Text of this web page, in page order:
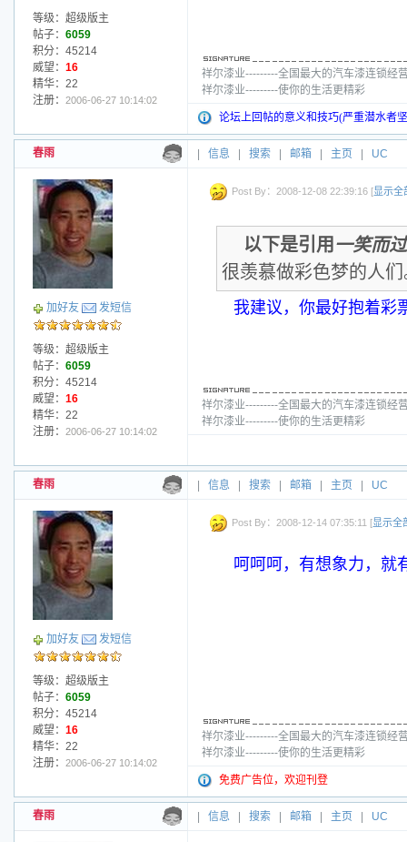
等级：超级版主
帖子： 6059
积分：45214
威望： 16
精华：22
注册： 2006-06-27 10:14:02
祥尔漆业---------全国最大的汽车漆连锁经
祥尔漆业---------使你的生活更精彩
论坛上回帖的意义和技巧(严重潜水者
春雨 信息 搜索 邮箱 主页 UC
加好友 发短信
等级：超级版主
帖子： 6059
积分：45214
威望： 16
精华：22
注册： 2006-06-27 10:14:02
Post By：2008-12-08 22:39:16 [显示全
以下是引用 一笑而过
很羡慕做彩色梦的人
我建议，你最好抱着彩
祥尔漆业---------全国最大的汽车漆连锁经
祥尔漆业---------使你的生活更精彩
春雨 信息 搜索 邮箱 主页 UC
加好友 发短信
等级：超级版主
帖子： 6059
积分：45214
威望： 16
精华：22
注册： 2006-06-27 10:14:02
Post By：2008-12-14 07:35:11 [显示全
呵呵呵，有想象力，就
祥尔漆业---------全国最大的汽车漆连锁经
祥尔漆业---------使你的生活更精彩
免费广告位，欢迎刊登
春雨 信息 搜索 邮箱 主页 UC